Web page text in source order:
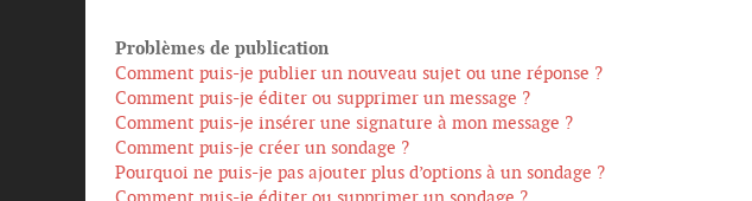
Problèmes de publication
Comment puis-je publier un nouveau sujet ou une réponse ?
Comment puis-je éditer ou supprimer un message ?
Comment puis-je insérer une signature à mon message ?
Comment puis-je créer un sondage ?
Pourquoi ne puis-je pas ajouter plus d’options à un sondage ?